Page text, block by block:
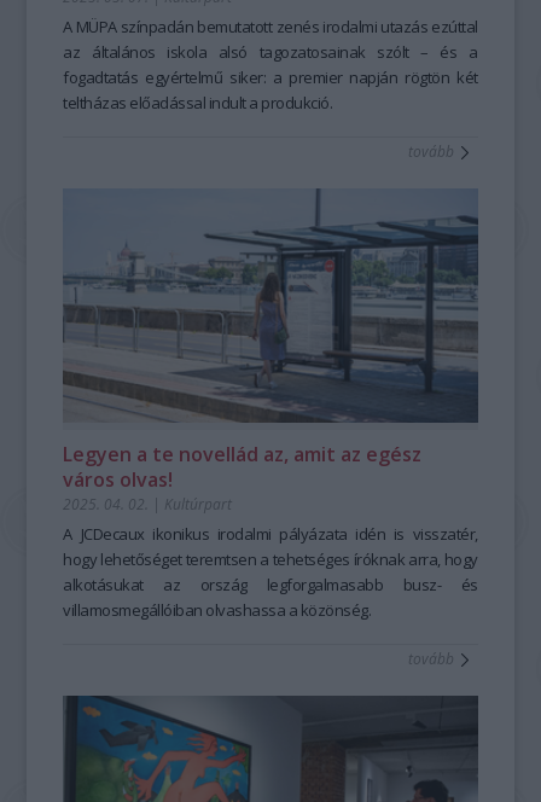
A MÜPA színpadán bemutatott zenés irodalmi utazás ezúttal
az általános iskola alsó tagozatosainak szólt – és a
fogadtatás egyértelmű siker: a premier napján rögtön két
teltházas előadással indult a produkció.
tovább
Legyen a te novellád az, amit az egész
város olvas!
2025. 04. 02. | Kultúrpart
A JCDecaux ikonikus irodalmi pályázata idén is visszatér,
hogy lehetőséget teremtsen a tehetséges íróknak arra, hogy
alkotásukat az ország legforgalmasabb busz- és
villamosmegállóiban olvashassa a közönség.
tovább